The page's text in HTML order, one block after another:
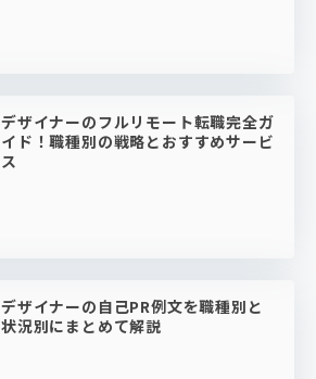
デザイナーのフルリモート転職完全ガ
イド！職種別の戦略とおすすめサービ
ス
デザイナーの自己PR例文を職種別と
状況別にまとめて解説